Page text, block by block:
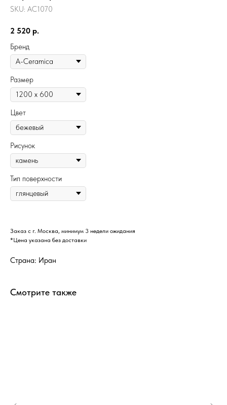
SKU: AC1070
2 520 р.
Бренд
Размер
Цвет
Рисунок
Тип поверхности
Заказ с г. Москва, минимум 3 недели ожидания
*Цена указана без доставки
Страна: Иран
Смотрите также